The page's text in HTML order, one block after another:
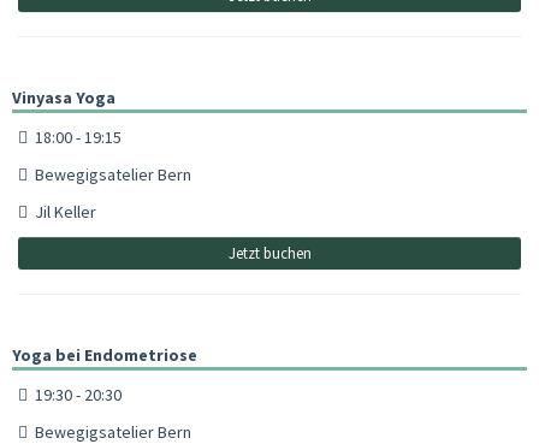
Vinyasa Yoga
18:00 - 19:15
Bewegigsatelier Bern
Jil Keller
Jetzt buchen
Yoga bei Endometriose
19:30 - 20:30
Bewegigsatelier Bern